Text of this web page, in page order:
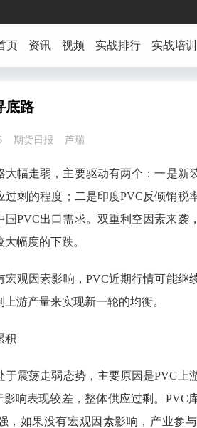
页 资讯 视频 实战排行 实战培训
底路
期货日报 芦瑞
大幅走弱，主要驱动有两个：一是新
过剩的程度；二是印度PVC反倾销税
国PVC出口需求。双重利空因素来袭
幅度的下跌。
宏观因素影响，PVC近期行情可能继
上游产量来实现新一轮的均衡。
积
于震荡走弱态势，主要原因是PVC上
影响表现较差，整体供应过剩。PVC
，如果没有宏观因素影响，产业参